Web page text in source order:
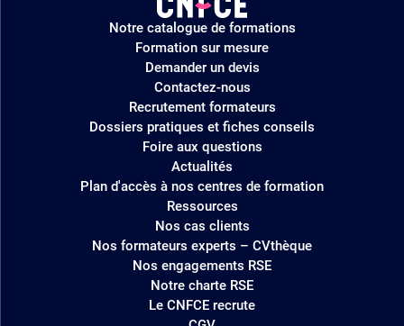
Logo
site
Notre catalogue de formations
Formation sur mesure
Demander un devis
Contactez-nous
Recrutement formateurs
Dossiers pratiques et fiches conseils
Foire aux questions
Actualités
Plan d'accès à nos centres de formation
Ressources
Nos cas clients
Nos formateurs experts – CVthèque
Nos engagements RSE
Notre charte RSE
Le CNFCE recrute